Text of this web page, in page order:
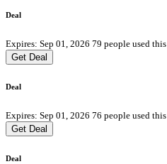
Deal
Expires: Sep 01, 2026 79 people used this
Get Deal
Deal
Expires: Sep 01, 2026 76 people used this
Get Deal
Deal